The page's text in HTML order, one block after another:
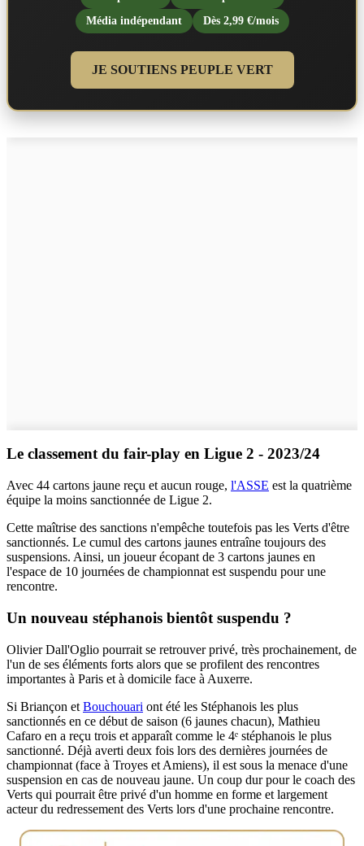
Média indépendant
Dès 2,99 €/mois
JE SOUTIENS PEUPLE VERT
Le classement du fair-play en Ligue 2 - 2023/24
Avec 44 cartons jaune reçu et aucun rouge, l'ASSE est la quatrième
équipe la moins sanctionnée de Ligue 2.
Cette maîtrise des sanctions n'empêche toutefois pas les Verts d'être
sanctionnés. Le cumul des cartons jaunes entraîne toujours des
suspensions. Ainsi, un joueur écopant de 3 cartons jaunes en
l'espace de 10 journées de championnat est suspendu pour une
rencontre.
Un nouveau stéphanois bientôt suspendu ?
Olivier Dall'Oglio pourrait se retrouver privé, très prochainement, de
l'un de ses éléments forts alors que se profilent des rencontres
importantes à Paris et à domicile face à Auxerre.
Si Briançon et Bouchouari ont été les Stéphanois les plus
sanctionnés en ce début de saison (6 jaunes chacun), Mathieu
Cafaro en a reçu trois et apparaît comme le 4ᵉ stéphanois le plus
sanctionné. Déjà averti deux fois lors des dernières journées de
championnat (face à Troyes et Amiens), il est sous la menace d'une
suspension en cas de nouveau jaune. Un coup dur pour le coach des
Verts qui pourrait être privé d'un homme en forme et largement
acteur du redressement des Verts lors d'une prochaine rencontre.